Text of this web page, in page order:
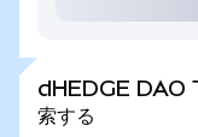
dHEDGE DAO
索する